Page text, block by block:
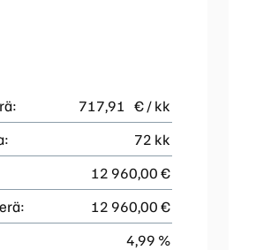
717,91 € / kk
72 kk
12 960,00 €
12 960,00 €
4,99 %